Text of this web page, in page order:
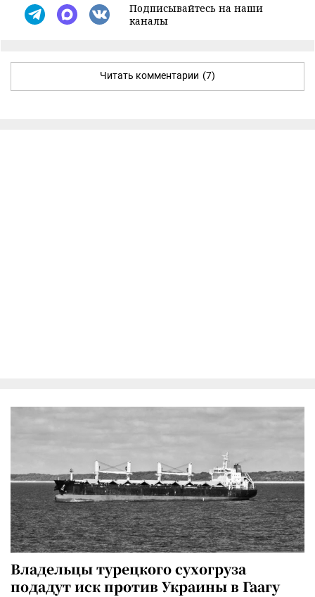
Подписывайтесь на наши
каналы
Читать комментарии (7)
Владельцы турецкого сухогруза
подадут иск против Украины в Гаагу